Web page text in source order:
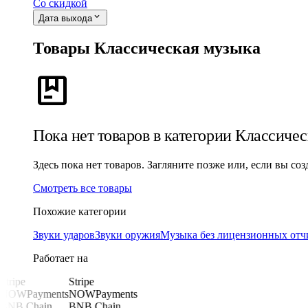
Со скидкой
Дата выхода expand_more
Товары Классическая музыка
package
Пока нет товаров в категории
Здесь пока нет товаров. Загляните позже или, если вы
Смотреть все товары
Похожие категории
Звуки ударовЗвуки оружияМузыка без лицензионных
Работает на
Stripe
NOWPayments
Stripe
NOWPayments